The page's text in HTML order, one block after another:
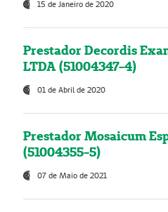
15 de Janeiro de 2020
Prestador Decordis
LTDA (51004347-4)
01 de Abril de 2020
Prestador Mosaicum
(51004355-5)
07 de Maio de 2021